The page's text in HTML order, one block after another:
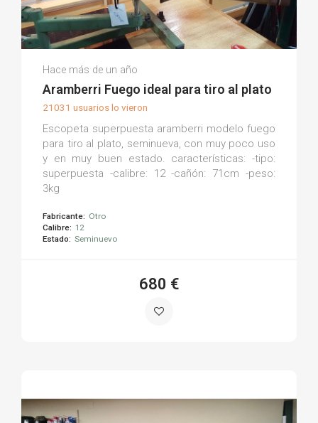
Armería La Torre M.
Hace más de un año
Aramberri Fuego ideal para tiro al plato
21031 usuarios lo vieron
Escopeta superpuesta aramberri modelo fuego
para tiro al plato, seminueva, con muy poco uso
y en muy buen estado. características: -tipo:
superpuesta -calibre: 12 -cañón: 71cm -peso:
3kg
Fabricante: Otro
Calibre: 12
Estado: Seminuevo
680 €